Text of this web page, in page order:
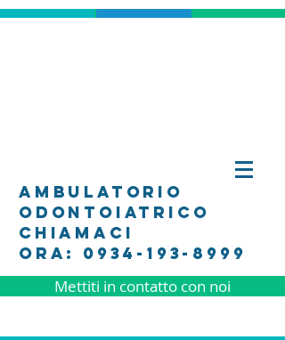
ambulatorio
odontoiatrico
Chiamaci
Ora: 0934-193-8999
Mettiti in contatto con noi